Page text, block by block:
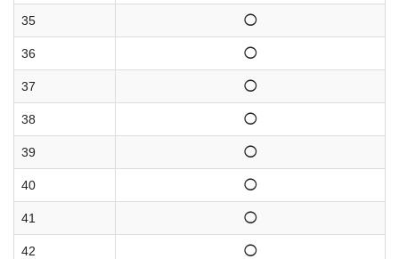
35 ◯
36 ◯
37 ◯
38 ◯
39 ◯
40 ◯
41 ◯
42 ◯